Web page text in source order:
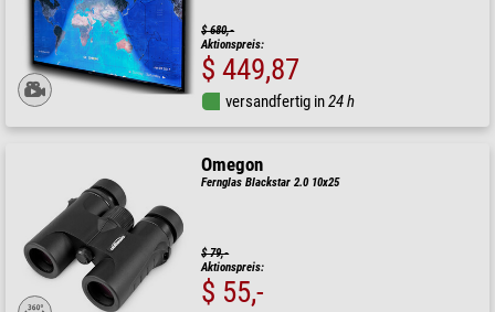
$ 680,-
Aktionspreis:
$ 449,87
versandfertig in24 h
Omegon
Fernglas Blackstar 2.0 10x25
$ 79,-
Aktionspreis:
$ 55,-